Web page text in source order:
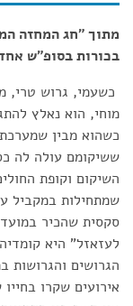
מתוך "חג המחזה
בכורות בסופ"ש
כשעמי, גרוש טרי,
מוחי, הוא נאלץ
כשהוא מבין
ששיקומם עולה לה
השיקום וקופת
שמתחילות במקביל
סקסית שהכיר
לעזאזל" היא
הגרושים והגרושות
אירועים שקרו